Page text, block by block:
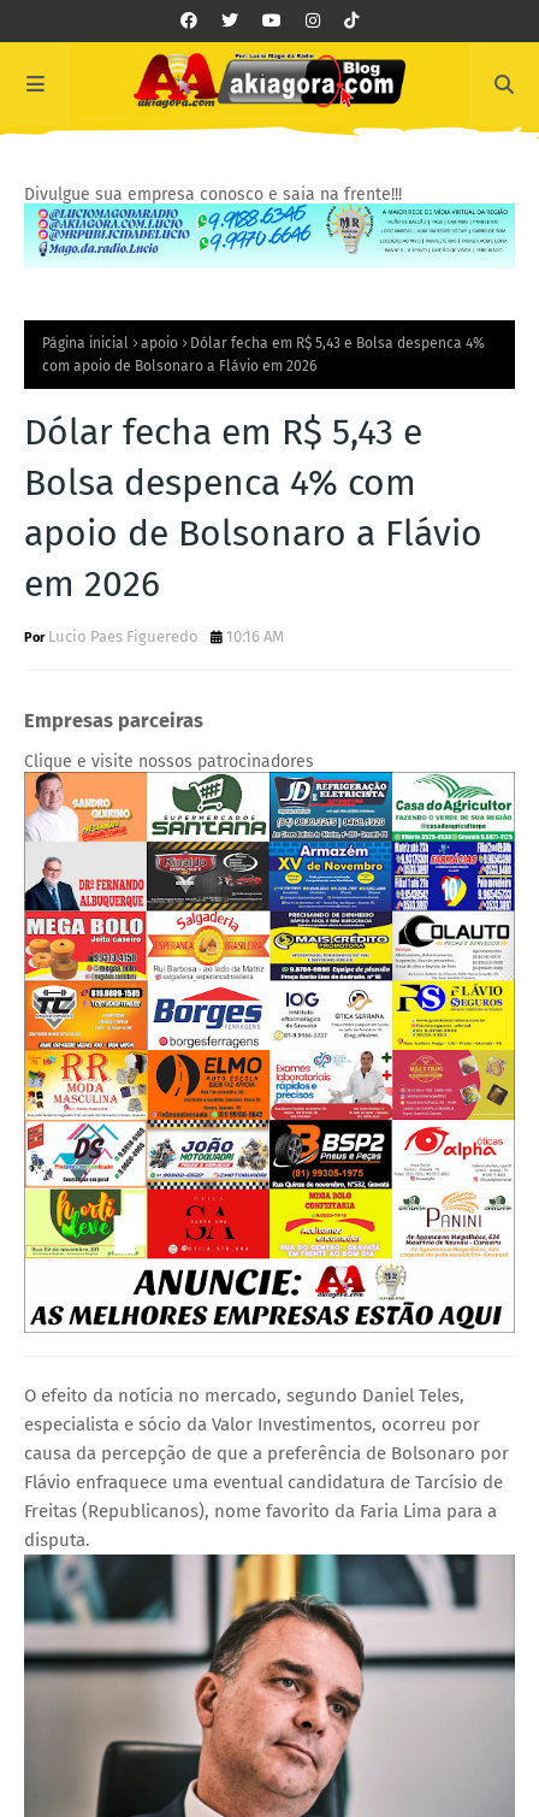
Divulgue sua empresa conosco e saia na frente!!!
Página inicial apoio
Dólar fecha em R$ 5,43 e Bolsa despenca 4%
com apoio de Bolsonaro a Flávio em 2026
Dólar fecha em R$ 5,43 e
Bolsa despenca 4% com
apoio de Bolsonaro a Flávio
em 2026
Lucio Paes Figueredo 10:16 AM
Empresas parceiras
Clique e visite nossos patrocinadores
O efeito da notícia no mercado, segundo Daniel Teles,
especialista e sócio da Valor Investimentos, ocorreu por
causa da percepção de que a preferência de Bolsonaro por
Flávio enfraquece uma eventual candidatura de Tarcísio de
Freitas (Republicanos), nome favorito da Faria Lima para a
disputa.